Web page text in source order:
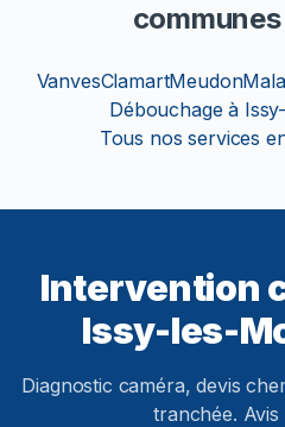
VanvesClamartMeudon
Débouchage à
Tous nos services
Intervention
Issy-les-
Diagnostic caméra, devis
tranchée. Avis